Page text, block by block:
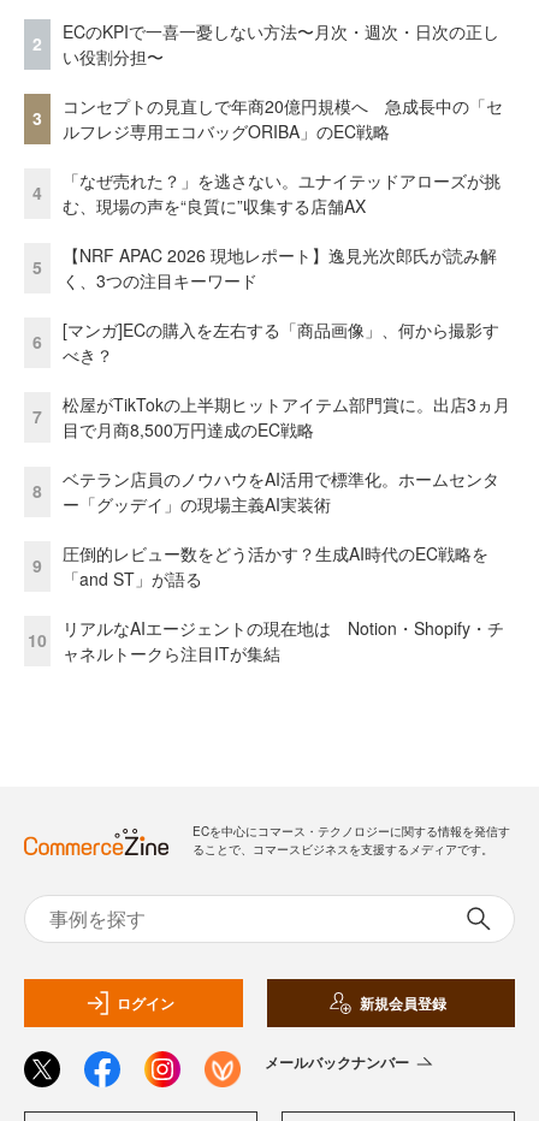
2
ECのKPIで一喜一憂しない方法〜月次・週次・日次の正し
い役割分担〜
3
コンセプトの見直しで年商20億円規模へ 急成長中の「セ
ルフレジ専用エコバッグORIBA」のEC戦略
4
「なぜ売れた？」を逃さない。ユナイテッドアローズが挑
む、現場の声を“良質に”収集する店舗AX
5
【NRF APAC 2026 現地レポート】逸見光次郎氏が読み解
く、3つの注目キーワード
6
[マンガ]ECの購入を左右する「商品画像」、何から撮影す
べき？
7
松屋がTikTokの上半期ヒットアイテム部門賞に。出店3ヵ月
目で月商8,500万円達成のEC戦略
8
ベテラン店員のノウハウをAI活用で標準化。ホームセンタ
ー「グッデイ」の現場主義AI実装術
9
圧倒的レビュー数をどう活かす？生成AI時代のEC戦略を
「and ST」が語る
10
リアルなAIエージェントの現在地は Notion・Shopify・チ
ャネルトークら注目ITが集結
ECを中心にコマース・テクノロジーに関する情報を発信す
ることで、コマースビジネスを支援するメディアです。
ログイン 新規会員登録
メールバックナンバー